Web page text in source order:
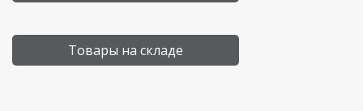
Товары на складе